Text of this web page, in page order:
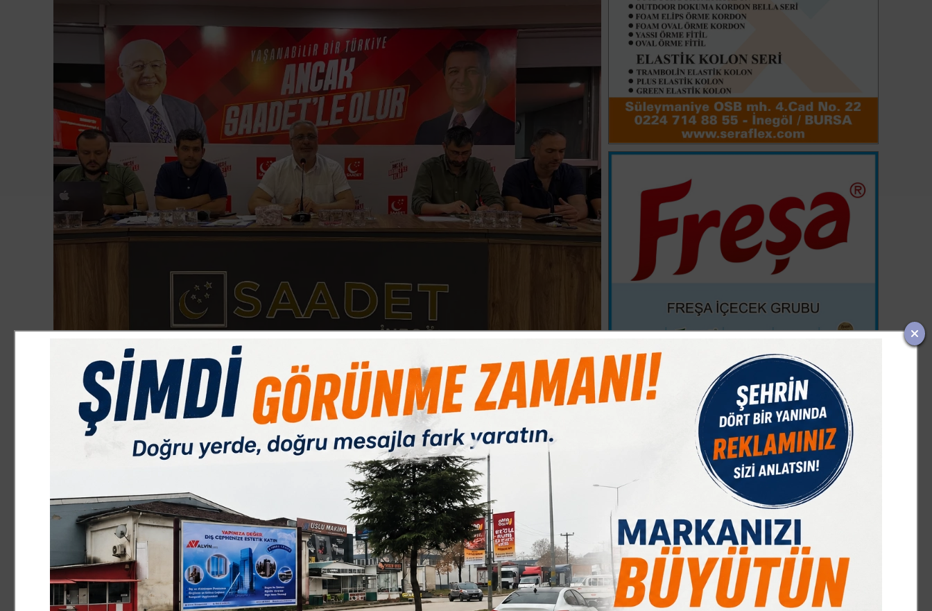
SİYASET 14.06.2025 13:07:00
Paylas Paylas Paylas
Saadet Partisi, "Gazze Ablukada İnsanlık Ayakta" başlığı ile 15 Haziran Pazar günü saat 17.00'de Üsküdar Meydanı'nda
Özgür Gazze Mitingi gerçekleştirecek. Saadet Partisi İnegöl İlçe Başkanı Ahmet YILDIZ, Saadet Partisi'nin Pazar günü
Üsküdar Meydanı'nda gerçekleştireceği Özgür Gazze Mitingi'ne ilişkin açıklama yaparak tüm İnegöllüleri davet etti.
Ahmet YILDIZ, basın açıklamasında Gazze Mitingi'ne ilişkin şunları dile getirdi: “Gazze bu çağın utancı olarak ifade
edilebilir. 7 Ekim'den bugüne 19 aylık süre içerisinde Gazze'de taşların/toprakların bile ağladığı, insan vicdanının kabul
edemeyeceği, vahşi bir katliama tanıklık ediyoruz. Gazze insanlık tarihinin en büyük zulümlerinden birini yaşıyor. Ne
yazık ki dünya seyrediyor. Müslüman ülkeler ise sadece göstermelik kınamalarla yetiniyor. Gazze'deki katliama karşı
idareciler nezdindeki sessizliği bir çığlık ile kırmak gerekiyordu. Saadet Partisi ve Milli Görüş Hareketi'nin var
olduğundan bugüne Filistin hassasiyetini herkes bilir. İnşallah Pazar günü saat 17.00'de Saadet Partisi olarak Üsküdar
Meydanı'nda olacağız.” Dedi.
BIST 100
DOLAR
47,70
% 0,16
EURO
54,98
% -0,04
GRAM ALTIN
6490,12
% -0,02
Ç. ALTIN
10424,01
% 0,00